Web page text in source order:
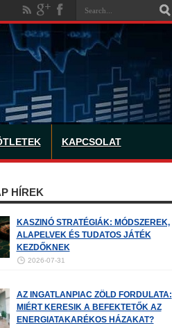
KAPCSOLAT
HÍREK
KASZINÓ STRATÉGIÁK: MÓDSZEREK,
ALAPELVEK ÉS TUDATOS JÁTÉK
KEZDŐKNEK
2026-07-31
AZ INGATLANPIAC ZÖLD FORDULATA:
MIÉRT KERESIK A BEFEKTETŐK AZ
ENERGIATAKARÉKOS HÁZAKAT?